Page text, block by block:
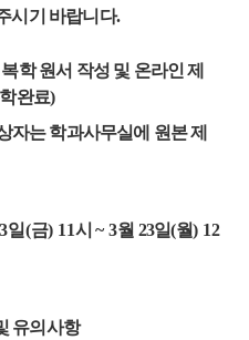
시기 바랍니다.
복학 원서 작성 및 온라인 제
완료)
자는 학과사무실에 원본 제
일(금) 11시~ 3월 23일(월) 12
유의사항